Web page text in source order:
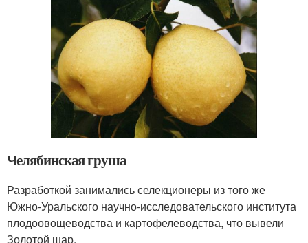
Челябинская груша
Разработкой занимались селекционеры из того же
Южно-Уральского научно-исследовательского института
плодоовощеводства и картофелеводства, что вывели
Золотой шар.